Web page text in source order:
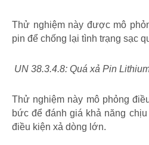
Thử nghiệm này được mô
pin để chống lại tình trạng sạc
UN 38.3.4.8: Quá xả Pin
Thử nghiệm này mô phỏng
bức để đánh giá khả năng
điều kiện xả dòng lớn.